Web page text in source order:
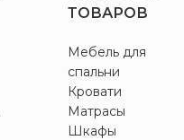
ТОВАРОВ
Мебель для
спальни
Кровати
Матрасы
Шкафы